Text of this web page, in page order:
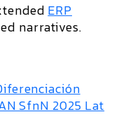
ERP
narratives.
SfnN 2025 Lat